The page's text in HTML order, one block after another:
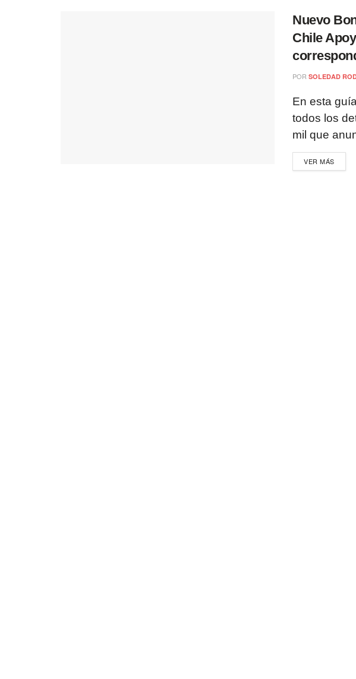
Nuevo
Chile
POR SOLEDAD
En esta
todos los
mil que
VER MÁS